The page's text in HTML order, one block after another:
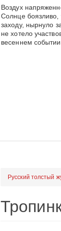
Воздух
Солнце боязливо,
заходу, нырнуло
не хотело
весеннем событии.
Русский толстый